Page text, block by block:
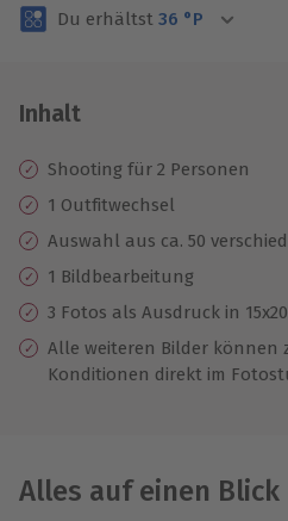
Volle Flexibilität
3 Jahre gültig &
Du erhältst 36 °P
Inhalt
Shooting für 2 Personen
1 Outfitwechsel
Auswahl aus ca. 50
1 Bildbearbeitung
3 Fotos als Ausdruck in
Alle weiteren Bilder können
Konditionen direkt im
Alles auf einen Blick